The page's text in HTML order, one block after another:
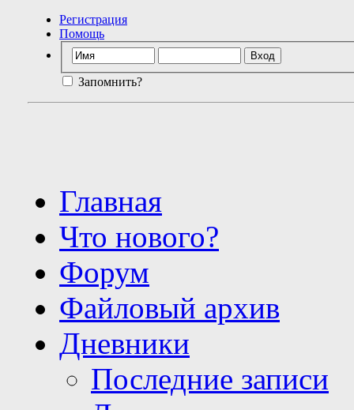
Регистрация
Помощь
Запомнить?
Главная
Что нового?
Форум
Файловый архив
Дневники
Последние записи